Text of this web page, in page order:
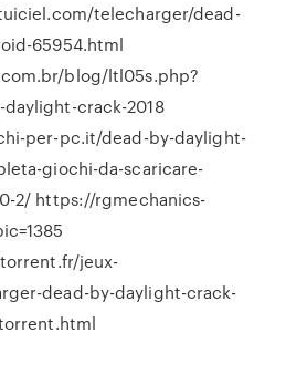
telecharger/dead-
65954.html
blog/ltl05s.php?
daylight-crack-2018
per-pc.it/dead-by-daylight-
giochi-da-scaricare-
2/ https://rgmechanics-
jeux-
dead-by-daylight-crack-